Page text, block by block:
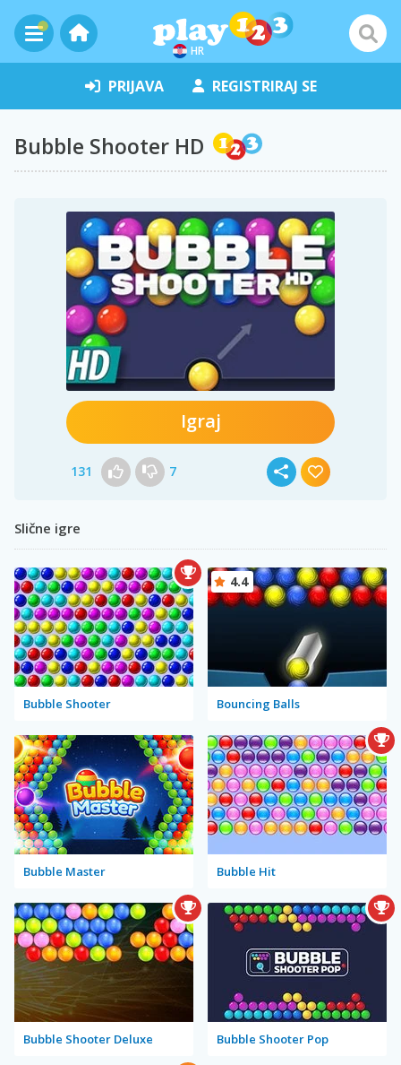
HR
PRIJAVA REGISTRIRAJ SE
Bubble Shooter HD
Igraj
131 7
Slične igre
Bubble Shooter Bouncing Balls
4.4
Bubble Master Bubble Hit
Bubble Shooter Deluxe Bubble Shooter Pop